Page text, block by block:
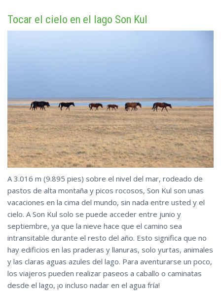
Tocar el cielo en el lago Son Kul
A 3.016 m (9.895 pies) sobre el nivel del mar, rodeado de
pastos de alta montaña y picos rocosos, Son Kul son unas
vacaciones en la cima del mundo, sin nada entre usted y el
cielo. A Son Kul solo se puede acceder entre junio y
septiembre, ya que la nieve hace que el camino sea
intransitable durante el resto del año. Esto significa que no
hay edificios en las praderas y llanuras, solo yurtas, animales
y las claras aguas azules del lago. Para aventurarse un poco,
los viajeros pueden realizar paseos a caballo o caminatas
desde el lago, ¡o incluso nadar en el agua fría!